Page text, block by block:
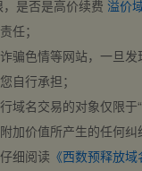
是否是高价续费 溢价
任；
骗色情等网站，一旦
自行承担；
域名交易的对象仅限于
加价值所产生的任何
细阅读 《西数预释放